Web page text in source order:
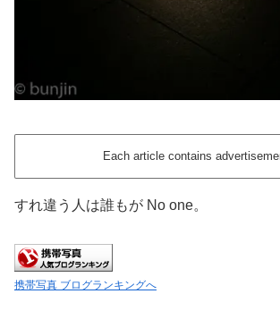
Each article contains
すれ違う人は誰もが No one。
携帯写真 ブログランキングへ